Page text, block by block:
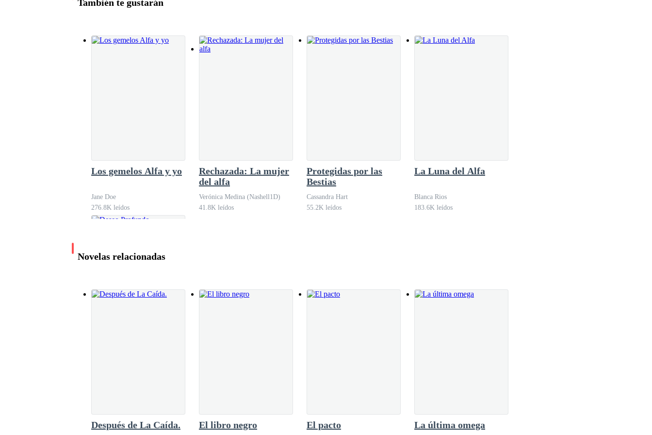
cinco minutos me distraigo de esa forma, el dolor físico y momentáneo mantiene mi mente
También te gustarán
Los gemelos Alfa y yo
Jane Doe
276.8K leídos
Rechazada: La mujer
del alfa
Verónica Medina (Nashell1D)
41.8K leídos
Protegidas por las
Bestias
Cassandra Hart
55.2K leídos
La Luna del Alfa
Blanca Rios
183.6K leídos
Novelas relacionadas
Después de La Caída. El libro negro El pacto La última omega